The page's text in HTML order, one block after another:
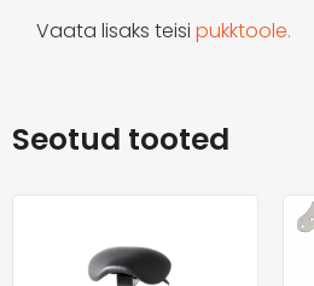
Vaata lisaks teisi pukktoole.
Seotud tooted